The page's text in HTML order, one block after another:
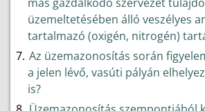
üzemeltetésében álló veszélyes
tartalmazó (oxigén, nitrogén)
Az üzemazonosítás során
a jelen lévő, vasúti pályán
is?